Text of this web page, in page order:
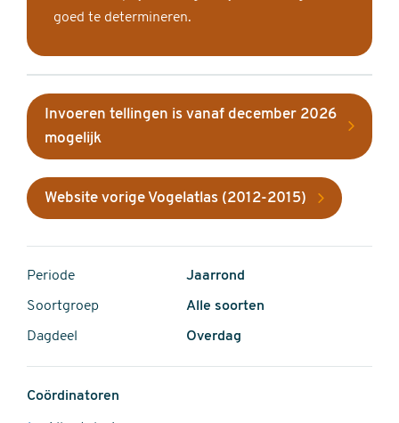
goed te determineren.
Invoeren tellingen is vanaf december 2026
mogelijk
Website vorige Vogelatlas (2012-2015)
Periode Jaarrond
Soortgroep Alle soorten
Dagdeel Overdag
Coördinatoren